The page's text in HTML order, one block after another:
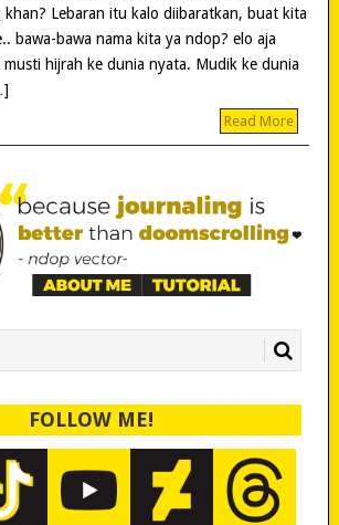
Lebaran itu kalo diibaratkan, buat kita
bawa-bawa nama kita ya ndop? elo aja
hijrah ke dunia nyata. Mudik ke dunia
Read More
FOLLOW ME!